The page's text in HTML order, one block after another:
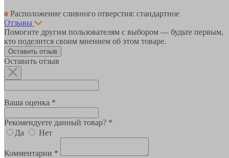
Расположение сливного отверстия: стандартное
Отзывы
Помогите другим пользователям с выбором — будьте первым,
кто поделится своим мнением об этом товаре.
Оставить отзыв
Оставить отзыв
Ваша оценка *
Рекомендуете данный товар? *
Да
Нет
Комментарии *